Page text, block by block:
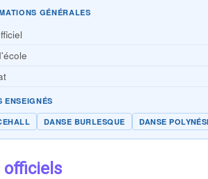
GÉNÉRALES
ENSEIGNÉS
DANSE BURLESQUE DANSE
officiels